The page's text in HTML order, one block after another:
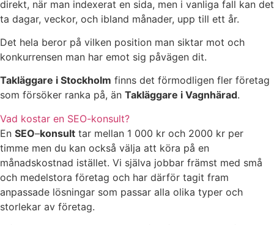
direkt, när man indexerat en sida, men i vanliga fall kan det
ta dagar, veckor, och ibland månader, upp till ett år.
Det hela beror på vilken position man siktar mot och
konkurrensen man har emot sig påvägen dit.
Takläggare i Stockholm finns det förmodligen fler företag
som försöker ranka på, än Takläggare i Vagnhärad.
Vad kostar en SEO-konsult?
En SEO–konsult tar mellan 1 000 kr och 2000 kr per
timme men du kan också välja att köra på en
månadskostnad istället. Vi själva jobbar främst med små
och medelstora företag och har därför tagit fram
anpassade lösningar som passar alla olika typer och
storlekar av företag.